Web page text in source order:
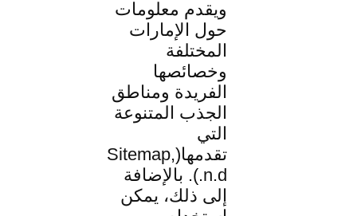
ويقدم معلومات
حول الإمارات
المختلفة
وخصائصها
الفريدة ومناطق
الجذب المتنوعة
التي
تقدمها(Sitemap,
n.d.). بالإضافة
إلى ذلك، يمكن